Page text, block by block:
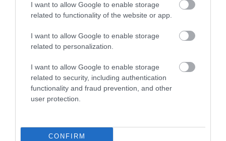
I want to allow Google to enable storage
related to functionality of the website or app.
I want to allow Google to enable storage
related to personalization.
I want to allow Google to enable storage
related to security, including authentication
functionality and fraud prevention, and other
user protection.
CONFIRM
24.01.2026 14:45
Ρυθμίστε φυσικά το σάκχαρο και
προστατέψτε τον προστάτη σας με τα
ανδρική υγεία!